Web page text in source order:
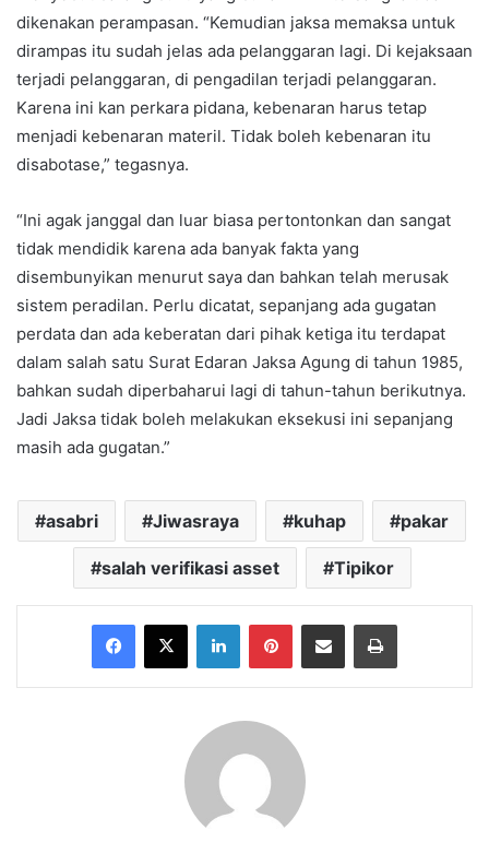
dikenakan perampasan. “Kemudian jaksa memaksa untuk
dirampas itu sudah jelas ada pelanggaran lagi. Di kejaksaan
terjadi pelanggaran, di pengadilan terjadi pelanggaran.
Karena ini kan perkara pidana, kebenaran harus tetap
menjadi kebenaran materil. Tidak boleh kebenaran itu
disabotase,” tegasnya.
“Ini agak janggal dan luar biasa pertontonkan dan sangat
tidak mendidik karena ada banyak fakta yang
disembunyikan menurut saya dan bahkan telah merusak
sistem peradilan. Perlu dicatat, sepanjang ada gugatan
perdata dan ada keberatan dari pihak ketiga itu terdapat
dalam salah satu Surat Edaran Jaksa Agung di tahun 1985,
bahkan sudah diperbaharui lagi di tahun-tahun berikutnya.
Jadi Jaksa tidak boleh melakukan eksekusi ini sepanjang
masih ada gugatan.”
asabri Jiwasraya kuhap pakar
salah verifikasi asset Tipikor
Facebook
X LinkedInPinterestShare via Email Print